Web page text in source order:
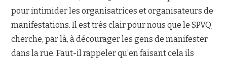
pour intimider les organisatrices et organisateurs de
manifestations. Il est très clair pour nous que le SPVQ
cherche, par là, à décourager les gens de manifester
dans la rue. Faut-il rappeler qu’en faisant cela ils